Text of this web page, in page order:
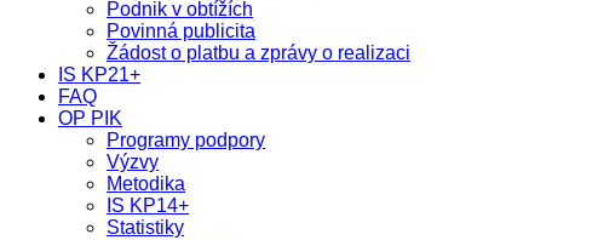
Podnik v obtížích
Povinná publicita
Žádost o platbu a zprávy o realizaci
IS KP21+
FAQ
OP PIK
Programy podpory
Výzvy
Metodika
IS KP14+
Statistiky